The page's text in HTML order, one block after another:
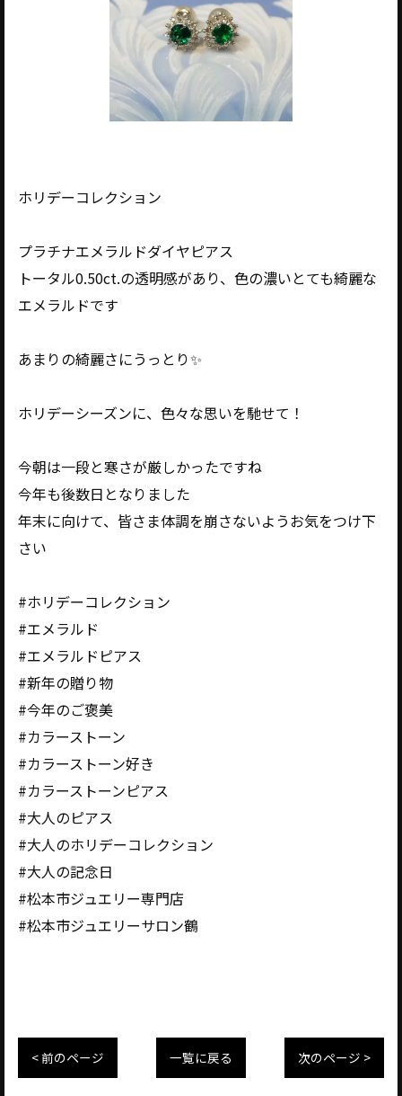
ホリデーコレクション
プラチナエメラルドダイヤピアス
トータル0.50ct.の透明感があり、色の濃いとても綺麗な
エメラルドです
あまりの綺麗さにうっとり✨️
ホリデーシーズンに、色々な思いを馳せて！
今朝は一段と寒さが厳しかったですね
今年も後数日となりました
年末に向けて、皆さま体調を崩さないようお気をつけ下
さい
#ホリデーコレクション
#エメラルド
#エメラルドピアス
#新年の贈り物
#今年のご褒美
#カラーストーン
#カラーストーン好き
#カラーストーンピアス
#大人のピアス
#大人のホリデーコレクション
#大人の記念日
#松本市ジュエリー専門店
#松本市ジュエリーサロン鶴
< 前のページ 一覧に戻る 次のページ >